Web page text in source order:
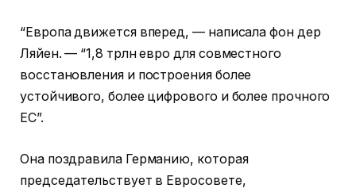
“Европа движется вперед, — написала фон дер
Ляйен. — “1,8 трлн евро для совместного
восстановления и построения более
устойчивого, более цифрового и более прочного
ЕС”.
Она поздравила Германию, которая
председательствует в Евросовете,